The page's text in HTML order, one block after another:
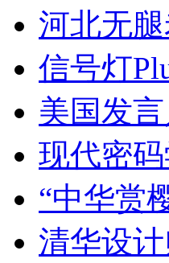
河北无
信号灯
美国发
现代密
“中华赏
清华设